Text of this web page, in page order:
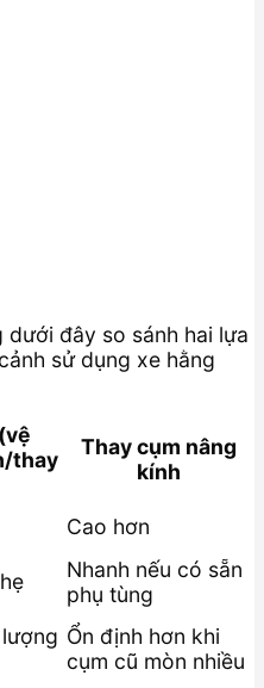
đây so sánh hai lựa
sử dụng xe hằng
thay
Thay cụm nâng
kính
Cao hơn
Nhanh nếu có sẵn
phụ tùng
Ổn định hơn khi
cụm cũ mòn nhiều